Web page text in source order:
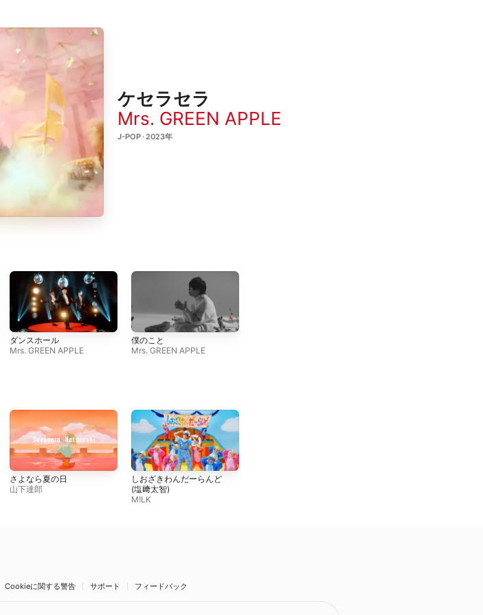
ケセラセラ
Mrs. GREEN APPLE
J-POP · 2023年
ダンスホール
Mrs. GREEN APPLE
僕のこと
Mrs. GREEN APPLE
さよなら夏の日
山下達郎
しおざきわんだーらんど
(塩﨑太智)
M!LK
Cookieに関する警告 サポート フィードバック